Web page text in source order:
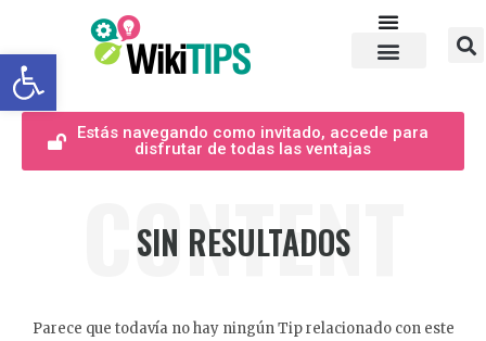
Abrir barra de herramientas
Estás navegando como invitado, accede para
disfrutar de todas las ventajas
CONTENT
SIN RESULTADOS
Parece que todavía no hay ningún Tip relacionado con este